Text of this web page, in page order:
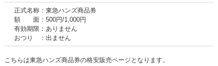
正式名称：東急ハンズ商品券
額 面：500円/1,000円
有効期限：ありません
おつり ：出ません
こちらは東急ハンズ商品券の格安販売ページとなります。